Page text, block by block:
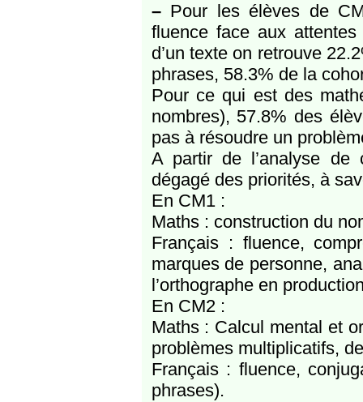
–Pour les élèves de
fluence face aux
d’un texte on retrouve
phrases, 58.3% de la
Pour ce qui est des
nombres), 57.8% des
pas à résoudre un
A partir de l’analyse de
dégagé des priorités, à
En CM1 :
Maths : construction du
Français : fluence,
marques de personne,
l’orthographe en
En CM2 :
Maths : Calcul mental et
problèmes multiplicatifs,
Français : fluence,
phrases).